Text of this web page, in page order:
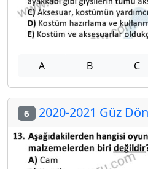
A B C
6 2020-2021 Güz